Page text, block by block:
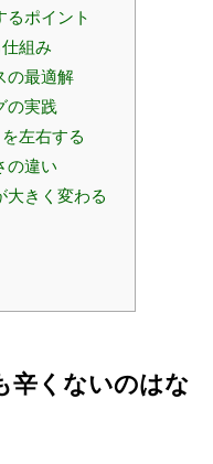
るポイント
組み
の最適解
の実践
左右する
の違い
大きく変わる
辛くないのはな